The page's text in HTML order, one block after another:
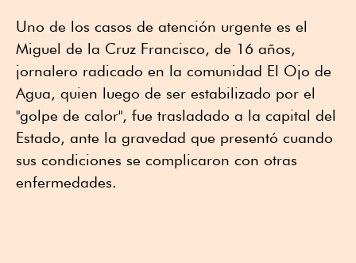
Uno de los casos de atención urgente es el
Miguel de la Cruz Francisco, de 16 años,
jornalero radicado en la comunidad El Ojo de
Agua, quien luego de ser estabilizado por el
"golpe de calor", fue trasladado a la capital del
Estado, ante la gravedad que presentó cuando
sus condiciones se complicaron con otras
enfermedades.